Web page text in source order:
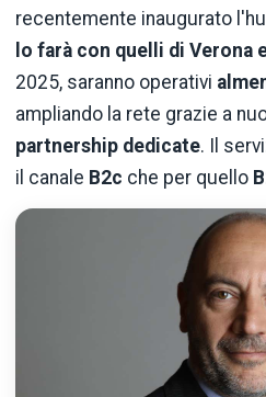
recentemente inaugurato
lo farà con quelli di Verona
2025, saranno operativi
ampliando la rete grazie a
partnership dedicate. Il
il canale B2c che per quello